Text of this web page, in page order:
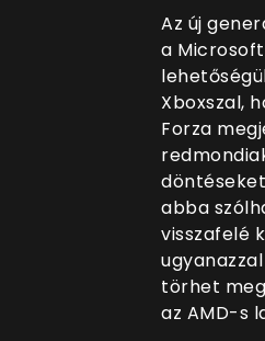
Az új
a
Xboxszal,
Forza
abba
visszafelé
törhet
az AMD-s